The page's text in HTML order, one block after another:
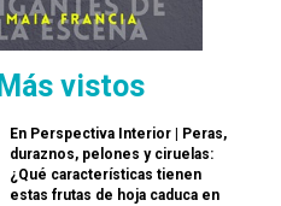
Más vistos
En Perspectiva Interior | Peras,
duraznos, pelones y ciruelas:
¿Qué características tienen
estas frutas de hoja caduca en